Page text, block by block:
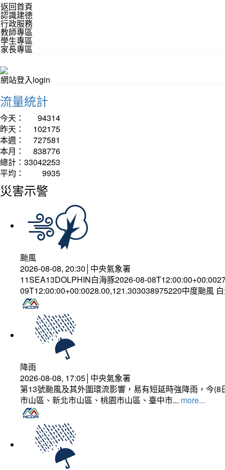
返回首頁
認識建德
行政服務
教師專區
學生專區
家長專區
網站登入login
流量統計
今天：
94314
昨天：
102175
本週：
727581
本月：
838776
總計： 33042253
平均：
9935
災害示警
颱風
2026-08-08, 20:30│中央氣象署
11SEA13DOLPHIN白海豚2026-08-
09T12:00:00+00:0028.00,121.303038975220中度颱風
降雨
2026-08-08, 17:05│中央氣象署
第13號颱風及其外圍環流影響，易有短延時強降雨，今
市山區、新北市山區、桃園市山區、臺中市... more...